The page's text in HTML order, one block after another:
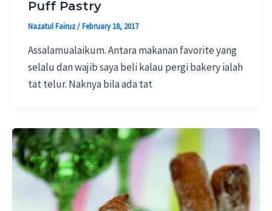
Puff Pastry
Nazatul Fairuz/February 18, 2017
Assalamualaikum. Antara makanan favorite yang
selalu dan wajib saya beli kalau pergi bakery ialah
tat telur. Naknya bila ada tat